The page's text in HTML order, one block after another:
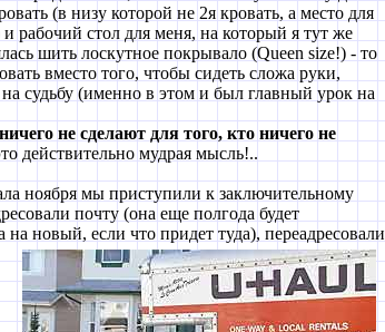
(в низу которой не 2я кровать, а место для
рабочий стол для меня, на который я тут же
шить лоскутное покрывало (Queen size!) - то
вместо того, чтобы сидеть сложа руки,
судьбу (именно в этом и был главный урок на
не сделают для того, кто ничего не
действительно мудрая мысль!..
ноября мы приступили к заключительному
почту (она еще полгода будет
на новый, если что придет туда), переадресовали